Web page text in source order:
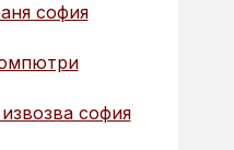
софия
софия